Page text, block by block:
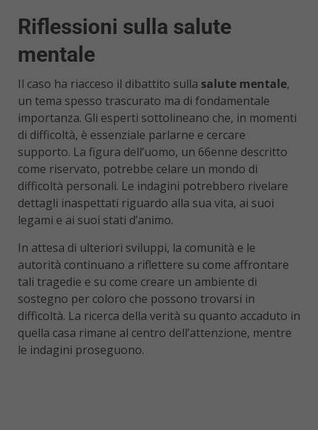
Riflessioni sulla salute
mentale
Il caso ha riacceso il dibattito sulla salute mentale,
un tema spesso trascurato ma di fondamentale
importanza. Gli esperti sottolineano che, in momenti
di difficoltà, è essenziale parlarne e cercare
supporto. La figura dell’uomo, un 66enne descritto
come riservato, potrebbe celare un mondo di
difficoltà personali. Le indagini potrebbero rivelare
dettagli inaspettati riguardo alla sua vita, ai suoi
legami e ai suoi stati d’animo.
In attesa di ulteriori sviluppi, la comunità e le
autorità continuano a riflettere su come affrontare
tali tragedie e su come creare un ambiente di
sostegno per coloro che possono trovarsi in
difficoltà. La ricerca della verità su quanto accaduto in
quella casa rimane al centro dell’attenzione, mentre
le indagini proseguono.